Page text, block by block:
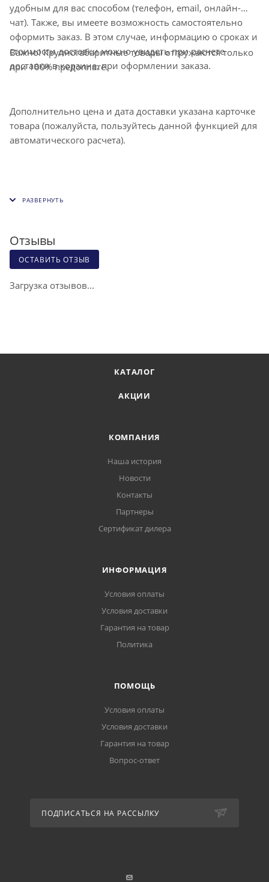
удобным для вас способом (телефон, email, онлайн-
чат). Также, вы имеете возможность самостоятельно
оформить заказ. В этом случае, информацию о сроках и
стоимости доставки можно увидеть при расчете
доставки в корзине, при оформлении заказа.
Важно! Крупногабаритные товары отгружаются только
при 100% предоплате.
Дополнительно цена и дата доставки указана карточке
товара (пожалуйста, пользуйтесь данной функцией для
автоматического расчета).
Отзывы
ОСТАВИТЬ ОТЗЫВ
Загрузка отзывов...
КАТАЛОГ
АКЦИИ
КОМПАНИЯ
Наша история
Новости
Контакты
Партнеры
Сертификат дилера
ИНФОРМАЦИЯ
Условия оплаты
Условия доставки
Гарантия на товар
Политика
ПОМОЩЬ
Условия оплаты
Условия доставки
Гарантия на товар
Вопрос-ответ
ПОДПИСАТЬСЯ НА РАССЫЛКУ